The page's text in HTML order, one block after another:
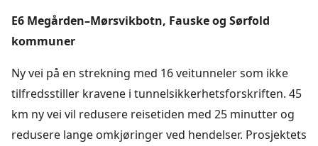
E6 Megården–Mørsvikbotn, Fauske og Sørfold
kommuner
Ny vei på en strekning med 16 veitunneler som ikke
tilfredsstiller kravene i tunnelsikkerhetsforskriften. 45
km ny vei vil redusere reisetiden med 25 minutter og
redusere lange omkjøringer ved hendelser. Prosjektets